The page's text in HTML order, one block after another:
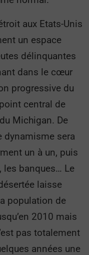
aux Etats-Unis
un espace
délinquantes
dans le cœur
progressive du
central de
Michigan. De
dynamisme sera
un à un, puis
les banques… Le
laisse
population de
2010 mais
pas totalement
années une